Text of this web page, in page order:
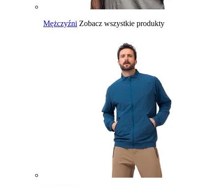
Mężczyźni Zobacz wszystkie produkty